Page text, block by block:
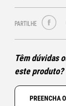
PARTILHE
Têm dúvidas
este produto?
PREENCHA